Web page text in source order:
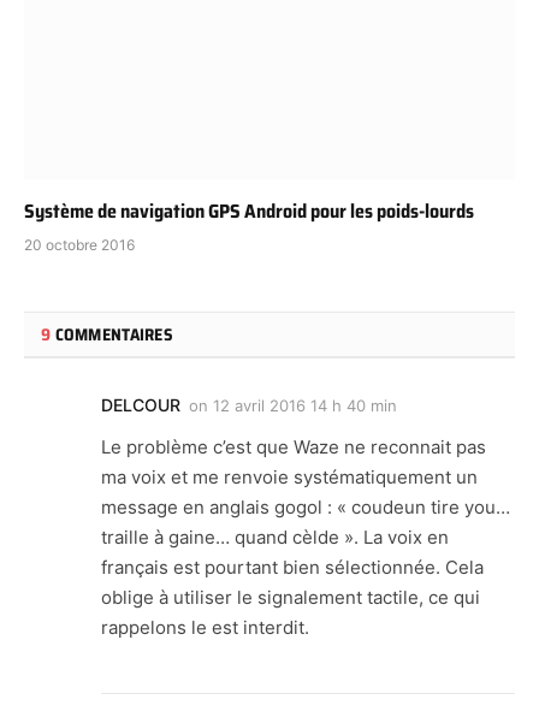
Système de navigation GPS Android pour les poids-lourds
20 octobre 2016
9COMMENTAIRES
DELCOUR on 12 avril 2016 14 h 40 min
Le problème c’est que Waze ne reconnait pas
ma voix et me renvoie systématiquement un
message en anglais gogol : « coudeun tire you…
traille à gaine… quand cèlde ». La voix en
français est pourtant bien sélectionnée. Cela
oblige à utiliser le signalement tactile, ce qui
rappelons le est interdit.